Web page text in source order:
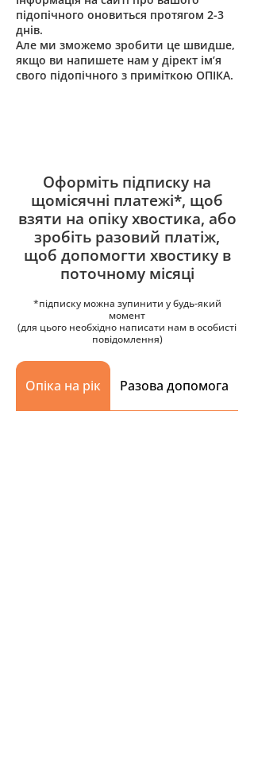
підопічного оновиться протягом 2-3
днів.
Але ми зможемо зробити це швидше,
якщо ви напишете нам у дірект ім’я
свого підопічного з приміткою ОПІКА.
Оформіть підписку на
щомісячні платежі*, щоб
взяти на опіку хвостика, або
зробіть разовий платіж,
щоб допомогти хвостику в
поточному місяці
*підписку можна зупинити у будь-який
момент
(для цього необхідно написати нам в особисті
повідомлення)
Опіка на рік Разова допомога